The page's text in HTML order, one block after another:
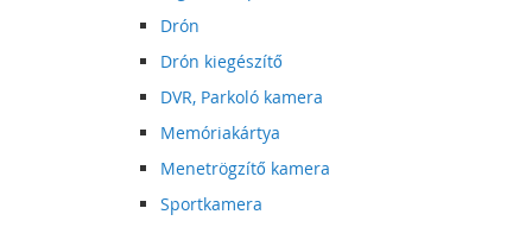
Drón
Drón kiegészítő
DVR, Parkoló kamera
Memóriakártya
Menetrögzítő kamera
Sportkamera